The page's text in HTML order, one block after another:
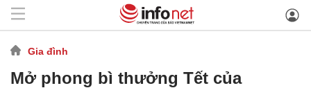
Gia đình
Mở phong bì thưởng Tết của